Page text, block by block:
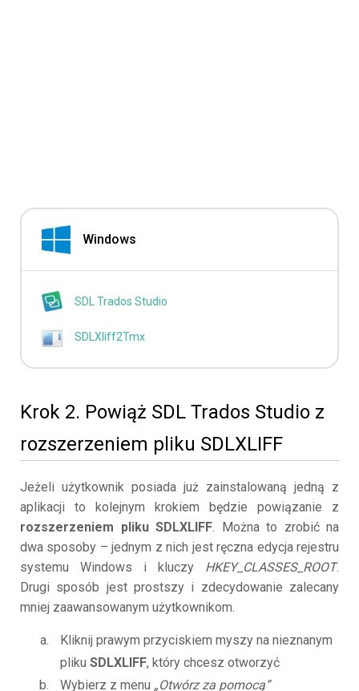
Windows
SDL Trados Studio
SDLXliff2Tmx
Krok 2. Powiąż SDL Trados Studio z
rozszerzeniem pliku SDLXLIFF
Jeżeli użytkownik posiada już zainstalowaną jedną z
aplikacji to kolejnym krokiem będzie powiązanie z
rozszerzeniem pliku SDLXLIFF. Można to zrobić na
dwa sposoby – jednym z nich jest ręczna edycja rejestru
systemu Windows i kluczy HKEY_CLASSES_ROOT.
Drugi sposób jest prostszy i zdecydowanie zalecany
mniej zaawansowanym użytkownikom.
Kliknij prawym przyciskiem myszy na nieznanym
pliku SDLXLIFF, który chcesz otworzyć
Wybierz z menu „Otwórz za pomocą”